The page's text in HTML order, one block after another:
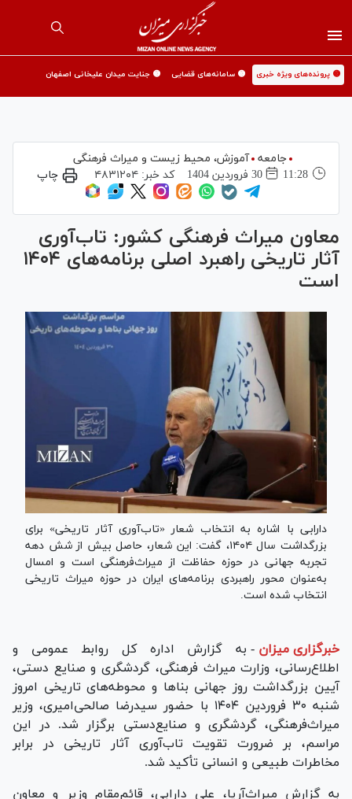
🟡 پرونده‌های ویژه خبری 🟡 سامانه‌های قضایی 🟡 جنایت میدان علیخانی اصفهان
جامعه
آموزش،‌ محیط زیست و میراث فرهنگی
11:28
30 فروردين 1404 کد خبر:۴۸۳۱۲۰۴ چاپ
معاون میراث فرهنگی کشور: تاب‌آوری
آثار تاریخی راهبرد اصلی برنامه‌های ۱۴۰۴
است
دارابی با اشاره به انتخاب شعار «تاب‌آوری آثار تاریخی» برای
بزرگداشت سال ۱۴۰۴، گفت: این شعار، حاصل بیش از شش دهه
تجربه جهانی در حوزه حفاظت از میراث‌فرهنگی است و امسال
به‌عنوان محور راهبردی برنامه‌های ایران در حوزه میراث تاریخی
انتخاب شده است.
خبرگزاری میزان - به گزارش اداره کل روابط عمومی و
اطلاع‌رسانی، وزارت میراث فرهنگی، گردشگری و صنایع دستی،
آیین بزرگداشت روز جهانی بنا‌ها و محوطه‌های تاریخی امروز
شنبه ۳۰ فروردین ۱۴۰۴ با حضور سیدرضا صالحی‌امیری، وزیر
میراث‌فرهنگی، گردشگری و صنایع‌دستی برگزار شد. در این
مراسم، بر ضرورت تقویت تاب‌آوری آثار تاریخی در برابر
مخاطرات طبیعی و انسانی تأکید شد.
به گزارش میراث‌آریا، علی دارابی، قائم‌مقام وزیر و معاون